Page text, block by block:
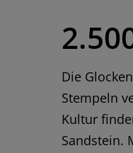
Die
Stempeln
Kultur
Sandstein.